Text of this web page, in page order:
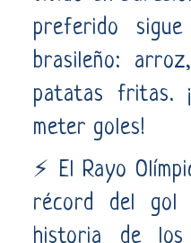
preferido
brasileño:
patatas fritas.
meter goles!
⚡ El Rayo
récord del gol
historia de los